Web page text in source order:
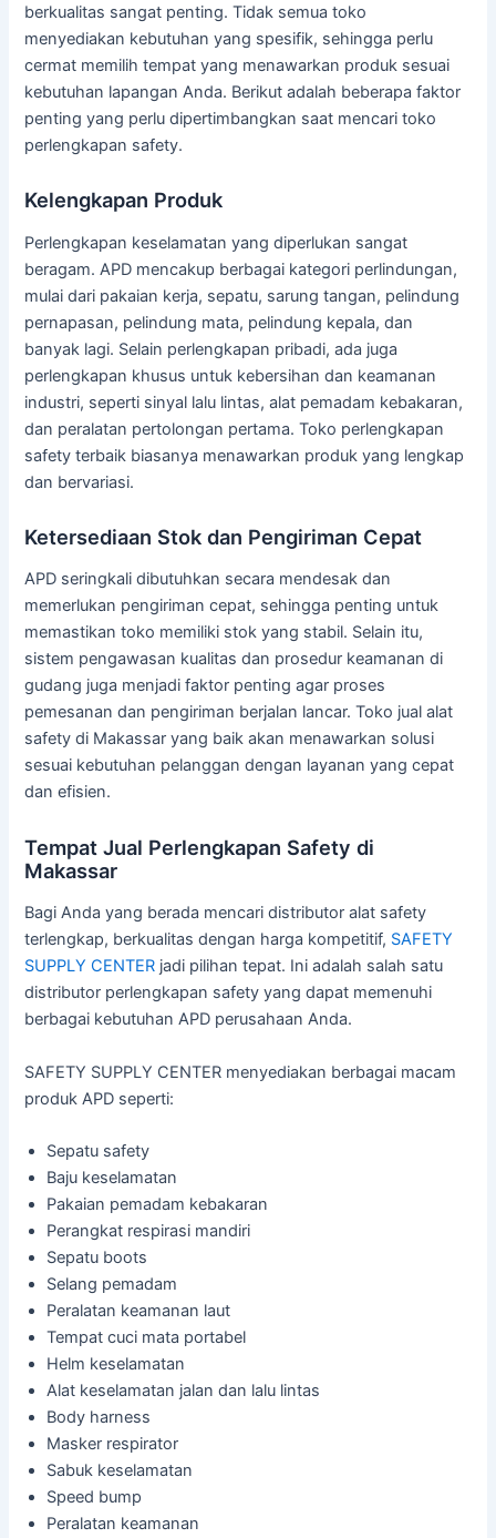
berkualitas sangat penting. Tidak semua toko
menyediakan kebutuhan yang spesifik, sehingga perlu
cermat memilih tempat yang menawarkan produk sesuai
kebutuhan lapangan Anda. Berikut adalah beberapa faktor
penting yang perlu dipertimbangkan saat mencari toko
perlengkapan safety.
Kelengkapan Produk
Perlengkapan keselamatan yang diperlukan sangat
beragam. APD mencakup berbagai kategori perlindungan,
mulai dari pakaian kerja, sepatu, sarung tangan, pelindung
pernapasan, pelindung mata, pelindung kepala, dan
banyak lagi. Selain perlengkapan pribadi, ada juga
perlengkapan khusus untuk kebersihan dan keamanan
industri, seperti sinyal lalu lintas, alat pemadam kebakaran,
dan peralatan pertolongan pertama. Toko perlengkapan
safety terbaik biasanya menawarkan produk yang lengkap
dan bervariasi.
Ketersediaan Stok dan Pengiriman Cepat
APD seringkali dibutuhkan secara mendesak dan
memerlukan pengiriman cepat, sehingga penting untuk
memastikan toko memiliki stok yang stabil. Selain itu,
sistem pengawasan kualitas dan prosedur keamanan di
gudang juga menjadi faktor penting agar proses
pemesanan dan pengiriman berjalan lancar. Toko jual alat
safety di Makassar yang baik akan menawarkan solusi
sesuai kebutuhan pelanggan dengan layanan yang cepat
dan efisien.
Tempat Jual Perlengkapan Safety di
Makassar
Bagi Anda yang berada mencari distributor alat safety
terlengkap, berkualitas dengan harga kompetitif, SAFETY
SUPPLY CENTER jadi pilihan tepat. Ini adalah salah satu
distributor perlengkapan safety yang dapat memenuhi
berbagai kebutuhan APD perusahaan Anda.
SAFETY SUPPLY CENTER menyediakan berbagai macam
produk APD seperti:
Sepatu safety
Baju keselamatan
Pakaian pemadam kebakaran
Perangkat respirasi mandiri
Sepatu boots
Selang pemadam
Peralatan keamanan laut
Tempat cuci mata portabel
Helm keselamatan
Alat keselamatan jalan dan lalu lintas
Body harness
Masker respirator
Sabuk keselamatan
Speed bump
Peralatan keamanan